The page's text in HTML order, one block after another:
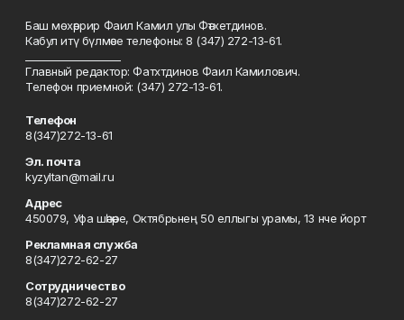
Баш мөхәррир Фаил Камил улы Фәтхетдинов.
Кабул итү бүлмәсе телефоны: 8 (347) 272-13-61.
Главный редактор: Фатхтдинов Фаил Камилович.
Телефон приемной: (347) 272-13-61.
Телефон
8(347)272-13-61
Эл. почта
kyzyltan@mail.ru
Адрес
450079, Уфа шәһәре, Октябрьнең 50 еллыгы урамы, 13 нче йорт
Рекламная служба
8(347)272-62-27
Сотрудничество
8(347)272-62-27